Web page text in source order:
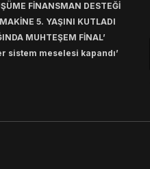
FİNANSMAN DESTEĞİ
5. YAŞINI KUTLADI
MUHTEŞEM FİNAL’
sistem meselesi kapandı’